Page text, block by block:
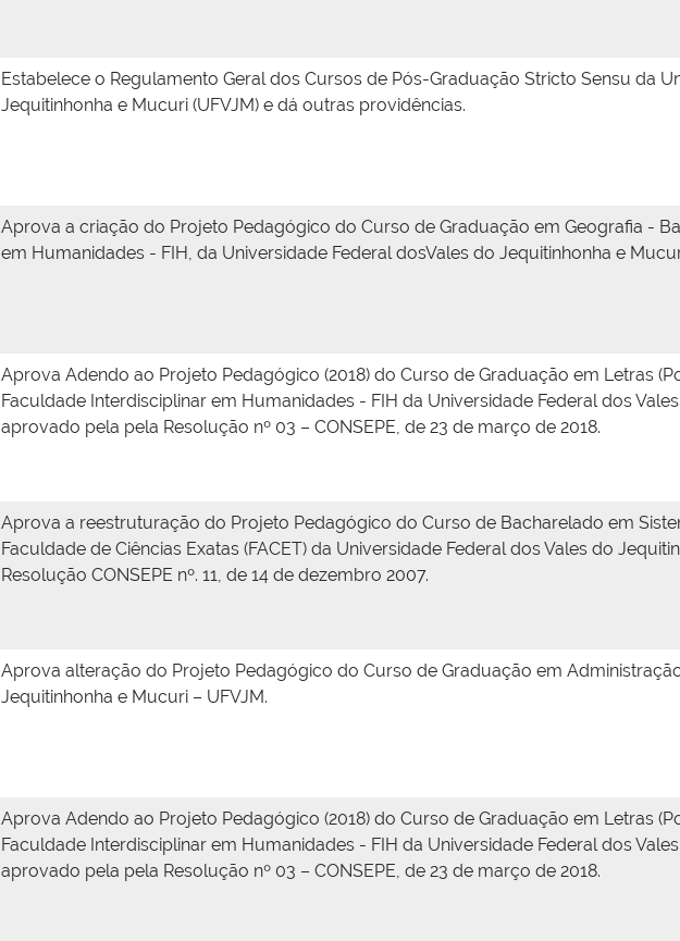
Estabelece o Regulamento Geral dos Cursos de Pós-Graduação Stricto Sensu da
Jequitinhonha e Mucuri (UFVJM) e dá outras providências.
Aprova a criação do Projeto Pedagógico do Curso de Graduação em Geografia -
em Humanidades - FIH, da Universidade Federal dosVales do Jequitinhonha e
Aprova Adendo ao Projeto Pedagógico (2018) do Curso de Graduação em Letras
Faculdade Interdisciplinar em Humanidades - FIH da Universidade Federal dos
aprovado pela pela Resolução nº 03 – CONSEPE, de 23 de março de 2018.
Aprova a reestruturação do Projeto Pedagógico do Curso de Bacharelado em
Faculdade de Ciências Exatas (FACET) da Universidade Federal dos Vales do
Resolução CONSEPE nº. 11, de 14 de dezembro 2007.
Aprova alteração do Projeto Pedagógico do Curso de Graduação em
Jequitinhonha e Mucuri – UFVJM.
Aprova Adendo ao Projeto Pedagógico (2018) do Curso de Graduação em Letras
Faculdade Interdisciplinar em Humanidades - FIH da Universidade Federal dos
aprovado pela pela Resolução nº 03 – CONSEPE, de 23 de março de 2018.